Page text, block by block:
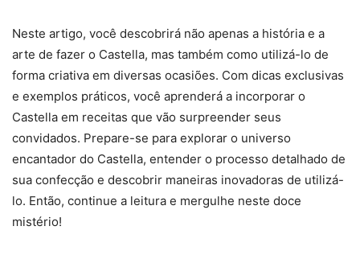
Neste artigo, você descobrirá não apenas a história e a
arte de fazer o Castella, mas também como utilizá-lo de
forma criativa em diversas ocasiões. Com dicas exclusivas
e exemplos práticos, você aprenderá a incorporar o
Castella em receitas que vão surpreender seus
convidados. Prepare-se para explorar o universo
encantador do Castella, entender o processo detalhado de
sua confecção e descobrir maneiras inovadoras de utilizá-
lo. Então, continue a leitura e mergulhe neste doce
mistério!